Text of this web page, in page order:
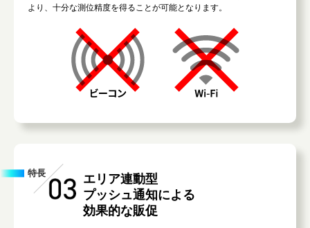
より、十分な測位精度を得ることが可能となります。
特長
エリア連動型
プッシュ通知による
効果的な販促